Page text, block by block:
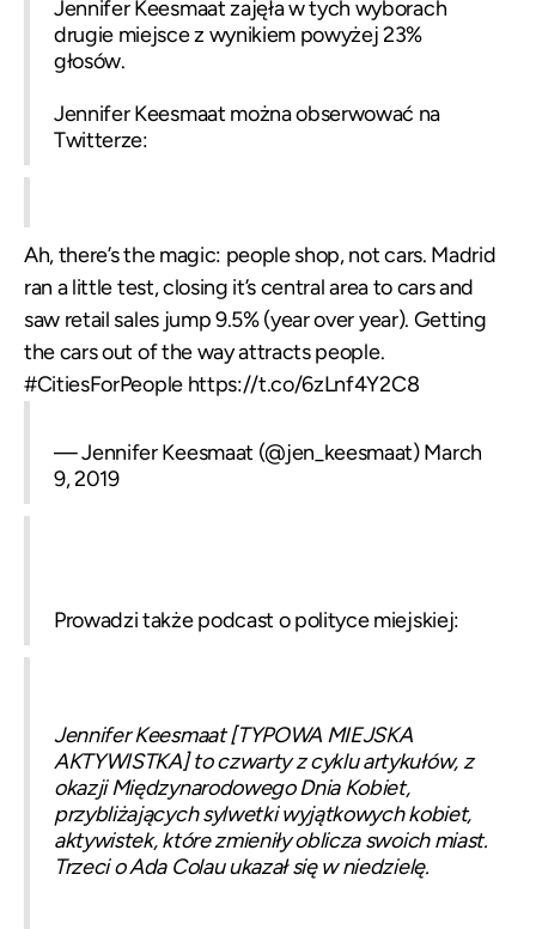
Jennifer Keesmaat zajęła w tych wyborach
drugie miejsce z wynikiem powyżej 23%
głosów.
Jennifer Keesmaat można obserwować na
Twitterze:
Ah, there’s the magic: people shop, not cars. Madrid
ran a little test, closing it’s central area to cars and
saw retail sales jump 9.5% (year over year). Getting
the cars out of the way attracts people.
#CitiesForPeople https://t.co/6zLnf4Y2C8
— Jennifer Keesmaat (@jen_keesmaat)March
9, 2019
Prowadzi także podcast o polityce miejskiej:
Jennifer Keesmaat [TYPOWA MIEJSKA
AKTYWISTKA] to czwarty z cyklu artykułów, z
okazji Międzynarodowego Dnia Kobiet,
przybliżających sylwetki wyjątkowych kobiet,
aktywistek, które zmieniły oblicza swoich miast.
Trzeci oAda Colauukazał się w niedzielę.